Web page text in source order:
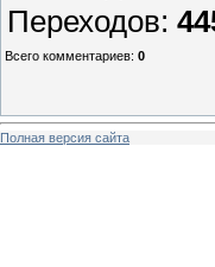
Переходов:
Всего комментариев: 0
Полная версия сайта